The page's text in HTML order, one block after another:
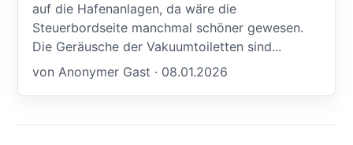
auf die Hafenanlagen, da wäre die
Steuerbordseite manchmal schöner gewesen.
Die Geräusche der Vakuumtoiletten sind...
von Anonymer Gast · 08.01.2026